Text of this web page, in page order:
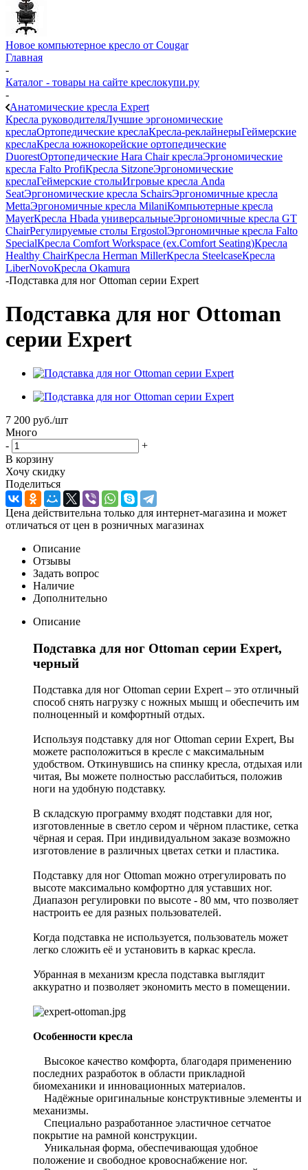
Новое компьютерное кресло от Cougar
Главная
-
Каталог - товары на сайте креслокупи.ру
-
Анатомические кресла Expert
Кресла руководителяЛучшие эргономические
креслаОртопедические креслаКресла-реклайнерыГеймерские
креслаКресла южнокорейские ортопедические
DuorestОртопедические Hara Chair креслаЭргономические
кресла Falto ProfiКресла SitzoneЭргономические
креслаГеймерские столыИгровые кресла Anda
SeatЭргономические кресла SchairsЭргономичные кресла
MettaЭргономичные кресла MilaniКомпьютерные кресла
MayerКресла Hbada универсальныеЭргономичные кресла GT
ChairРегулируемые столы ErgostolЭргономичные кресла Falto
SpecialКресла Comfort Workspace (ex.Comfort Seating)Кресла
Healthy ChairКресла Herman MillerКресла SteelcaseКресла
LiberNovoКресла Okamura
-Подставка для ног Ottoman серии Expert
Подставка для ног Ottoman
серии Expert
7 200 руб./шт
Много
-
+
В корзину
Хочу скидку
Поделиться
Цена действительна только для интернет-магазина и может
отличаться от цен в розничных магазинах
Описание
Отзывы
Задать вопрос
Наличие
Дополнительно
Описание
Подставка для ног Ottoman серии Expert,
черный
Подставка для ног Ottoman серии Expert – это отличный
способ снять нагрузку с ножных мышц и обеспечить им
полноценный и комфортный отдых.
Используя подставку для ног Ottoman серии Expert, Вы
можете расположиться в кресле с максимальным
удобством. Откинувшись на спинку кресла, отдыхая или
читая, Вы можете полностью расслабиться, положив
ноги на удобную подставку.
В складскую программу входят подставки для ног,
изготовленные в светло сером и чёрном пластике, сетка
чёрная и серая. При индивидуальном заказе возможно
изготовление в различных цветах сетки и пластика.
Подставку для ног Ottoman можно отрегулировать по
высоте максимально комфортно для уставших ног.
Диапазон регулировки по высоте - 80 мм, что позволяет
настроить ее для разных пользователей.
Когда подставка не используется, пользователь может
легко сложить её и установить в каркас кресла.
Убранная в механизм кресла подставка выглядит
аккуратно и позволяет экономить место в помещении.
Особенности кресла
Высокое качество комфорта, благодаря применению
последних разработок в области прикладной
биомеханики и инновационных материалов.
Надёжные оригинальные конструктивные элементы и
механизмы.
Специально разработанное эластичное сетчатое
покрытие на рамной конструкции.
Уникальная форма, обеспечивающая удобное
положение и свободное кровоснабжение ног.